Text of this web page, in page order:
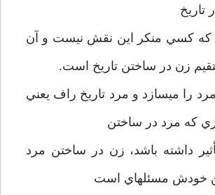
كه كسي منكر اين نقش نيست و آن
زن در ساختن تاريخ است.
را مي­سازد و مرد تاريخ راف يعني
كه مرد در ساختن
داشته باشد، زن در ساختن مرد
خودش مسئله­اي است